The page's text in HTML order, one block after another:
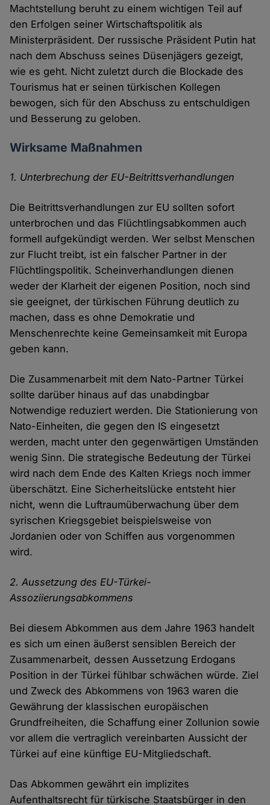
Machtstellung beruht zu einem wichtigen Teil auf
den Erfolgen seiner Wirtschaftspolitik als
Ministerpräsident. Der russische Präsident Putin hat
nach dem Abschuss seines Düsenjägers gezeigt,
wie es geht. Nicht zuletzt durch die Blockade des
Tourismus hat er seinen türkischen Kollegen
bewogen, sich für den Abschuss zu entschuldigen
und Besserung zu geloben.
Wirksame Maßnahmen
1. Unterbrechung der EU-Beitrittsverhandlungen
Die Beitrittsverhandlungen zur EU sollten sofort
unterbrochen und das Flüchtlingsabkommen auch
formell aufgekündigt werden. Wer selbst Menschen
zur Flucht treibt, ist ein falscher Partner in der
Flüchtlingspolitik. Scheinverhandlungen dienen
weder der Klarheit der eigenen Position, noch sind
sie geeignet, der türkischen Führung deutlich zu
machen, dass es ohne Demokratie und
Menschenrechte keine Gemeinsamkeit mit Europa
geben kann.
Die Zusammenarbeit mit dem Nato-Partner Türkei
sollte darüber hinaus auf das unabdingbar
Notwendige reduziert werden. Die Stationierung von
Nato-Einheiten, die gegen den IS eingesetzt
werden, macht unter den gegenwärtigen Umständen
wenig Sinn. Die strategische Bedeutung der Türkei
wird nach dem Ende des Kalten Kriegs noch immer
überschätzt. Eine Sicherheitslücke entsteht hier
nicht, wenn die Luftraumüberwachung über dem
syrischen Kriegsgebiet beispielsweise von
Jordanien oder von Schiffen aus vorgenommen
wird.
2. Aussetzung des EU-Türkei-
Assoziierungsabkommens
Bei diesem Abkommen aus dem Jahre 1963 handelt
es sich um einen äußerst sensiblen Bereich der
Zusammenarbeit, dessen Aussetzung Erdogans
Position in der Türkei fühlbar schwächen würde. Ziel
und Zweck des Abkommens von 1963 waren die
Gewährung der klassischen europäischen
Grundfreiheiten, die Schaffung einer Zollunion sowie
vor allem die vertraglich vereinbarten Aussicht der
Türkei auf eine künftige EU-Mitgliedschaft.
Das Abkommen gewährt ein implizites
Aufenthaltsrecht für türkische Staatsbürger in den